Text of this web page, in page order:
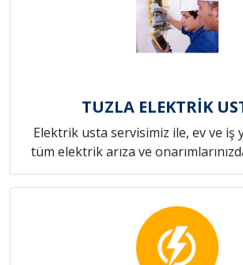
TUZLA ELEKTRİK
Elektrik usta servisimiz ile, ev ve iş
tüm elektrik arıza ve